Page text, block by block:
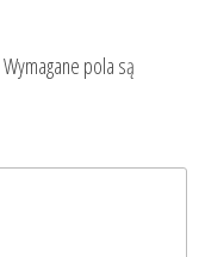
Wymagane pola są